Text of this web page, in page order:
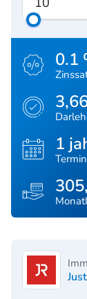
0.1
1
Termin